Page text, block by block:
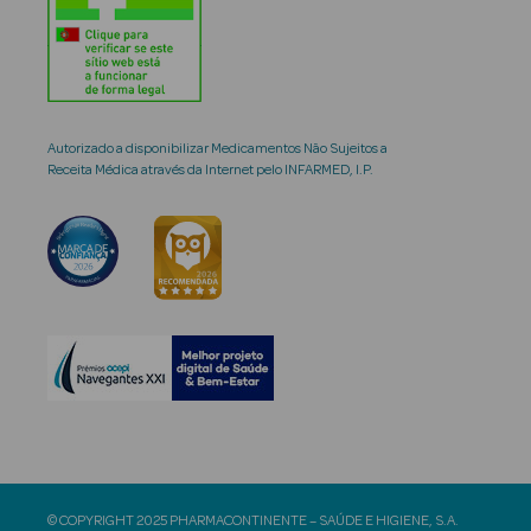
Autorizado a disponibilizar Medicamentos Não Sujeitos a
Receita Médica através da Internet pelo INFARMED, I.P.
© COPYRIGHT 2025 PHARMACONTINENTE – SAÚDE E HIGIENE, S.A.